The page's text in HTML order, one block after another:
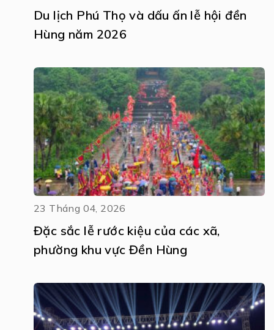
Du lịch Phú Thọ và dấu ấn lễ hội đền
Hùng năm 2026
23 Tháng 04, 2026
Đặc sắc lễ rước kiệu của các xã,
phường khu vực Đền Hùng